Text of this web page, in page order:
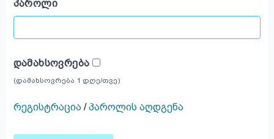
ᲞᲐᲠᲝᲚᲘ
ᲓᲐᲛᲐᲮᲡᲝᲕᲠᲔᲑᲐ
(დამახსოვრება 1 დღე/თვე)
რეგისტრაცია /პაროლის აღდგენა